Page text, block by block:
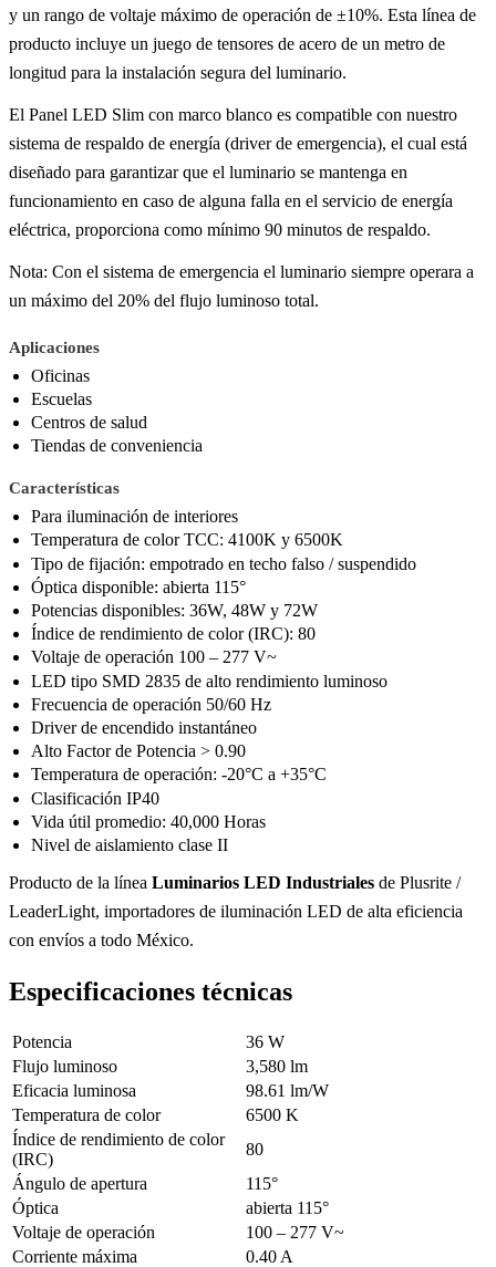
y un rango de voltaje máximo de operación de ±10%. Esta línea de
producto incluye un juego de tensores de acero de un metro de
longitud para la instalación segura del luminario.
El Panel LED Slim con marco blanco es compatible con nuestro
sistema de respaldo de energía (driver de emergencia), el cual está
diseñado para garantizar que el luminario se mantenga en
funcionamiento en caso de alguna falla en el servicio de energía
eléctrica, proporciona como mínimo 90 minutos de respaldo.
Nota: Con el sistema de emergencia el luminario siempre operara a
un máximo del 20% del flujo luminoso total.
Aplicaciones
Oficinas
Escuelas
Centros de salud
Tiendas de conveniencia
Características
Para iluminación de interiores
Temperatura de color TCC: 4100K y 6500K
Tipo de fijación: empotrado en techo falso / suspendido
Óptica disponible: abierta 115°
Potencias disponibles: 36W, 48W y 72W
Índice de rendimiento de color (IRC): 80
Voltaje de operación 100 – 277 V~
LED tipo SMD 2835 de alto rendimiento luminoso
Frecuencia de operación 50/60 Hz
Driver de encendido instantáneo
Alto Factor de Potencia > 0.90
Temperatura de operación: -20°C a +35°C
Clasificación IP40
Vida útil promedio: 40,000 Horas
Nivel de aislamiento clase II
Producto de la línea Luminarios LED Industriales de Plusrite /
LeaderLight, importadores de iluminación LED de alta eficiencia
con envíos a todo México.
Especificaciones técnicas
Potencia
36 W
Flujo luminoso
3,580 lm
Eficacia luminosa
98.61 lm/W
Temperatura de color
6500 K
Índice de rendimiento de color
(IRC)
80
Ángulo de apertura
115°
Óptica
abierta 115°
Voltaje de operación
100 – 277 V~
Corriente máxima
0.40 A